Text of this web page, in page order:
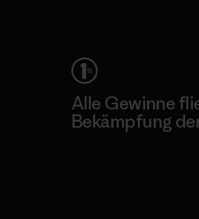
Alle Gewinne
Bekämpfung